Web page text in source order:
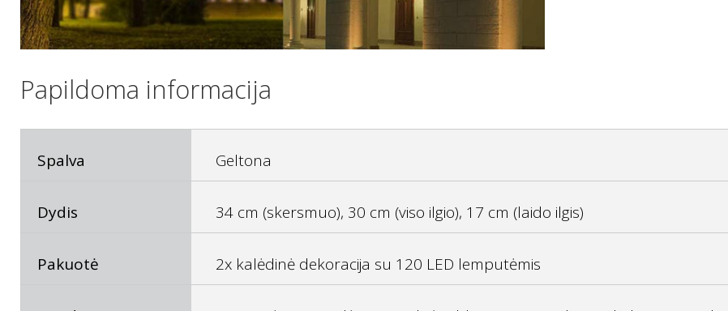
Papildoma informacija
Spalva Geltona
Dydis 34 cm (skersmuo), 30 cm (viso ilgio), 17 cm (laido ilgis)
Pakuotė 2x kalėdinė dekoracija su 120 LED lemputėmis